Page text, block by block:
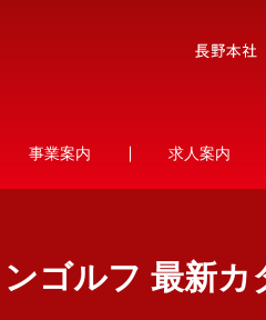
事業案内 求人案内
ゴルフ 最新カ